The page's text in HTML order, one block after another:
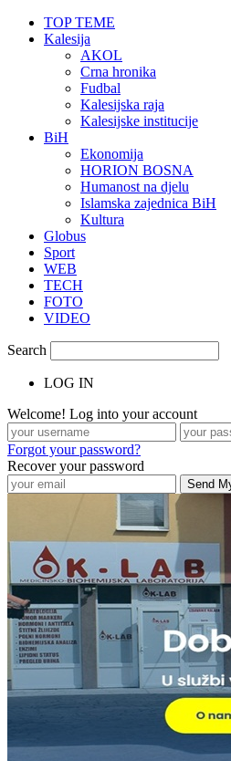
TOP TEME
Kalesija
AKOL
Crna hronika
Fudbal
Kalesijska raja
Kalesijske institucije
BiH
Ekonomija
HORION BOSNA
Humanost na djelu
Islamska zajednica BiH
Kultura
Globus
Sport
WEB
TECH
FOTO
VIDEO
Search
LOG IN
Welcome! Log into your account
Forgot your password?
Recover your password